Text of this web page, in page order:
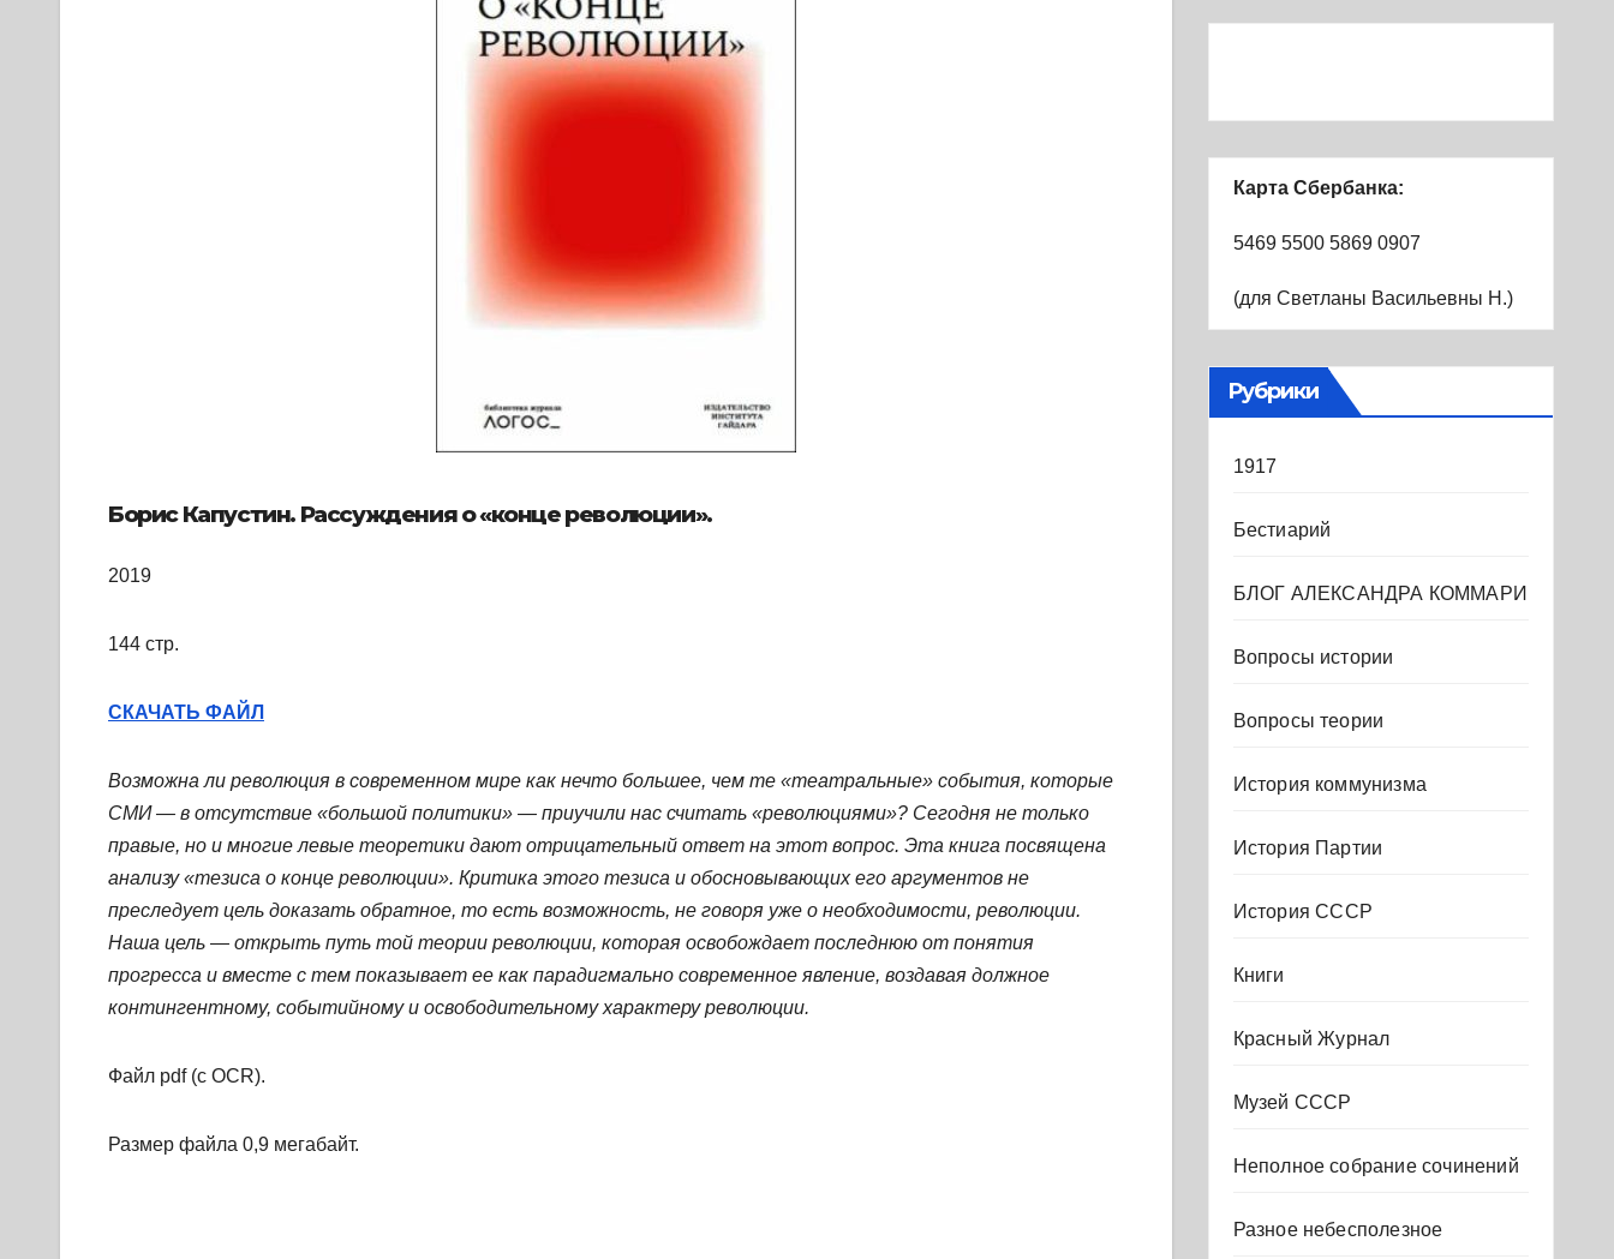
Борис Капустин. Рассуждения о «конце революции».
2019
144 стр.
СКАЧАТЬ ФАЙЛ
Возможна ли революция в современном мире как нечто большее, чем те «театральные» события, которые
СМИ — в отсутствие «большой политики» — приучили нас считать «революциями»? Сегодня не только
правые, но и многие левые теоретики дают отрицательный ответ на этот вопрос. Эта книга посвящена
анализу «тезиса о конце революции». Критика этого тезиса и обосновывающих его аргументов не
преследует цель доказать обратное, то есть возможность, не говоря уже о необходимости, революции.
Наша цель — открыть путь той теории революции, которая освобождает последнюю от понятия
прогресса и вместе с тем показывает ее как парадигмально современное явление, воздавая должное
контингентному, событийному и освободительному характеру революции.
Файл pdf (с OCR).
Размер файла 0,9 мегабайт.
Карта Сбербанка:
5469 5500 5869 0907
(для Светланы Васильевны Н.)
Рубрики
1917
Бестиарий
БЛОГ АЛЕКСАНДРА КОММАРИ
Вопросы истории
Вопросы теории
История коммунизма
История Партии
История СССР
Книги
Красный Журнал
Музей СССР
Неполное собрание сочинений
Разное небесполезное